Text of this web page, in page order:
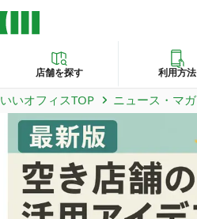
店舗を探す 利用方法
お問い合わせ
よくあるご質問
法人での利用
いいオフィスTOP ニュース・マ